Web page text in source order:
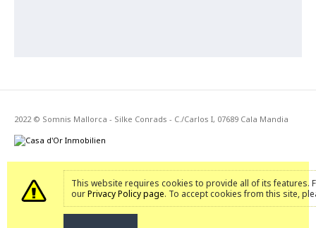
2022 © Somnis Mallorca - Silke Conrads - C./Carlos I, 07689 Cala Mandia
This website requires cookies to provide all of its features.
ourPrivacy Policy page. To accept cookies from this site,